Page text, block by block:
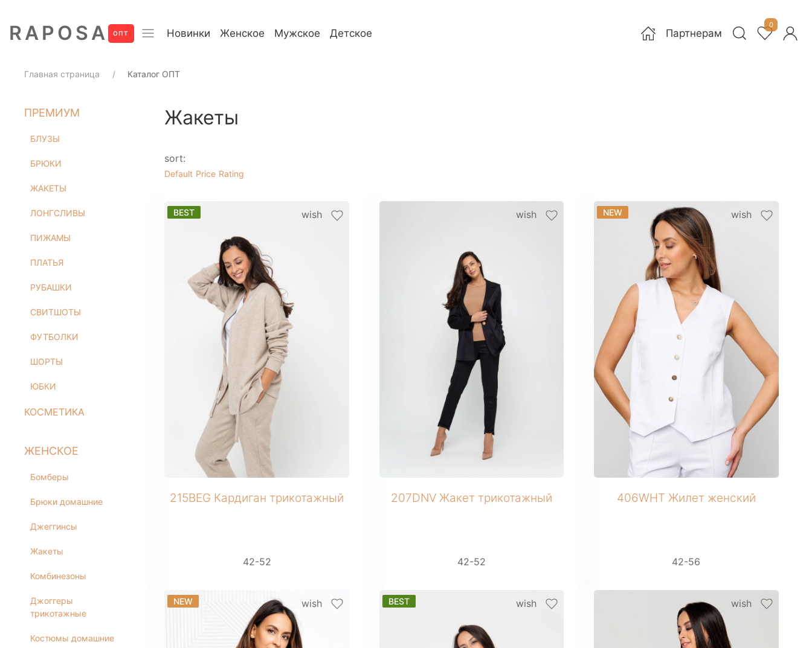
RAPOSA ОПТ Новинки Женское Мужское Детское Партнерам
0
Новинки
БЛУЗЫ
БРЮКИ
ЛОНГСЛИВЫ
ПИЖАМЫ
РУБАШКИ
СВИТШОТЫ
ШОРТЫ
ЮБКИ
ЖЕНСКОЕ
Бомберы
Жакеты
Леггинсы
Лонгсливы
Платье домашнее
Свитшоты
Блузы
Брюки
Головные уборы
Костюмы
Покупателям
Главная страница Каталог ОПТ
ПРЕМИУМ
БЛУЗЫ
БРЮКИ
ЖАКЕТЫ
ЛОНГСЛИВЫ
ПИЖАМЫ
ПЛАТЬЯ
РУБАШКИ
СВИТШОТЫ
ФУТБОЛКИ
ШОРТЫ
ЮБКИ
КОСМЕТИКА
ЖЕНСКОЕ
Бомберы
Брюки домашние
Джеггинсы
Жакеты
Комбинезоны
Джоггеры
трикотажные
Костюмы домашние
Жакеты
sort:
Default Price Rating
wish
BEST
215BEG Кардиган трикотажный
42-52
wish
207DNV Жакет трикотажный
42-52
+ 1 фото
wish
NEW
406WHT Жилет женский
42-56
wish
NEW wish
BEST wish